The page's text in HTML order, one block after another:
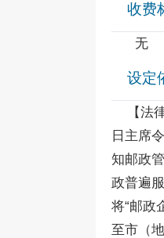
收费
无
设定
【法律
日主席
知邮政
政普遍
将“邮政
至市（